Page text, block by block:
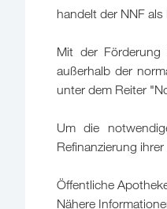
handelt der NNF als
Mit der Förderung
außerhalb der
unter dem Reiter
Um die
Refinanzierung
Öffentliche
Nähere